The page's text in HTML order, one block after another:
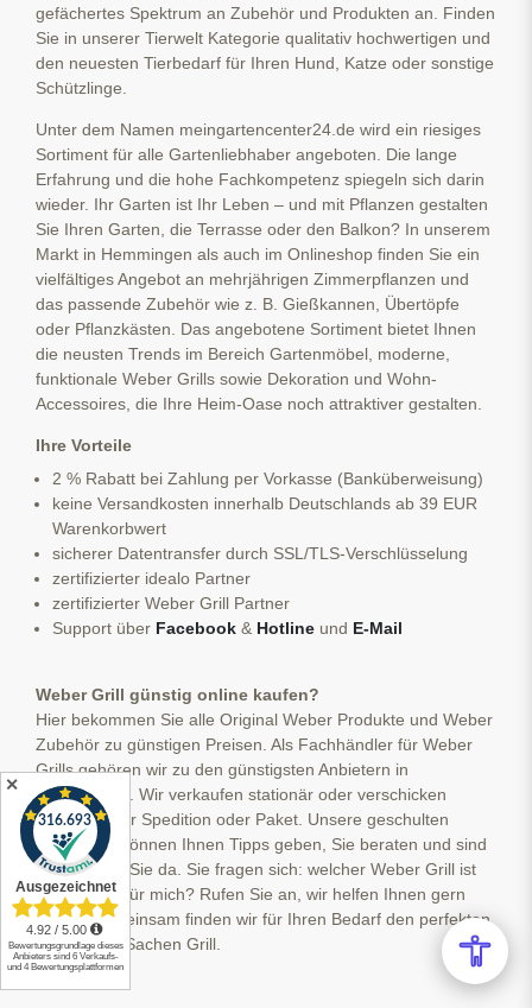
gefächertes Spektrum an Zubehör und Produkten an. Finden
Sie in unserer Tierwelt Kategorie qualitativ hochwertigen und
den neuesten Tierbedarf für Ihren Hund, Katze oder sonstige
Schützlinge.
Unter dem Namen meingartencenter24.de wird ein riesiges
Sortiment für alle Gartenliebhaber angeboten. Die lange
Erfahrung und die hohe Fachkompetenz spiegeln sich darin
wieder. Ihr Garten ist Ihr Leben – und mit Pflanzen gestalten
Sie Ihren Garten, die Terrasse oder den Balkon? In unserem
Markt in Hemmingen als auch im Onlineshop finden Sie ein
vielfältiges Angebot an mehrjährigen Zimmerpflanzen und
das passende Zubehör wie z. B. Gießkannen, Übertöpfe
oder Pflanzkästen. Das angebotene Sortiment bietet Ihnen
die neusten Trends im Bereich Gartenmöbel, moderne,
funktionale Weber Grills sowie Dekoration und Wohn-
Accessoires, die Ihre Heim-Oase noch attraktiver gestalten.
Ihre Vorteile
2 % Rabatt bei Zahlung per Vorkasse (Banküberweisung)
keine Versandkosten innerhalb Deutschlands ab 39 EUR
Warenkorbwert
sicherer Datentransfer durch SSL/TLS-Verschlüsselung
zertifizierter idealo Partner
zertifizierter Weber Grill Partner
Support über Facebook & Hotline und E-Mail
Weber Grill günstig online kaufen?
Hier bekommen Sie alle Original Weber Produkte und Weber
Zubehör zu günstigen Preisen. Als Fachhändler für Weber
Grills gehören wir zu den günstigsten Anbietern in
Deutschland. Wir verkaufen stationär oder verschicken
kostenlos per Spedition oder Paket. Unsere geschulten
Mitarbeiter können Ihnen Tipps geben, Sie beraten und sind
jederzeit für Sie da. Sie fragen sich: welcher Weber Grill ist
der richtige für mich? Rufen Sie an, wir helfen Ihnen gern
weiter. Gemeinsam finden wir für Ihren Bedarf den perfekten
Begleiter in Sachen Grill.
✕